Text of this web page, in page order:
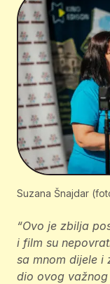
Suzana Šnajdar
“Ovo je zbilja
i film su
sa mnom dijele i
dio ovog